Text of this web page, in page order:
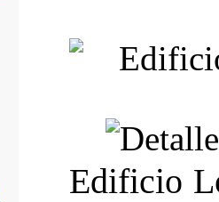
Edificio